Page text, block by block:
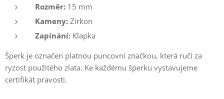
Rozměr: 15 mm
Kameny: Zirkon
Zapínání: Klapka
Šperk je označen platnou puncovní značkou, která ručí za
ryzost použitého zlata. Ke každému šperku vystavujeme
certifikát pravosti.